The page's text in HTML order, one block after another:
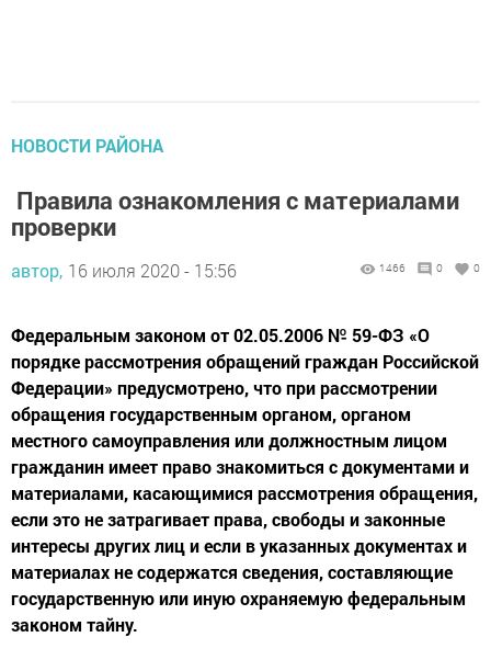
НОВОСТИ РАЙОНА
Правила ознакомления с материалами
проверки
автор, 16 июля 2020 - 15:56
Федеральным законом от 02.05.2006 № 59-ФЗ «О
порядке рассмотрения обращений граждан Российской
Федерации» предусмотрено, что при рассмотрении
обращения государственным органом, органом
местного самоуправления или должностным лицом
гражданин имеет право знакомиться с документами и
материалами, касающимися рассмотрения обращения,
если это не затрагивает права, свободы и законные
интересы других лиц и если в указанных документах и
материалах не содержатся сведения, составляющие
государственную или иную охраняемую федеральным
законом тайну.